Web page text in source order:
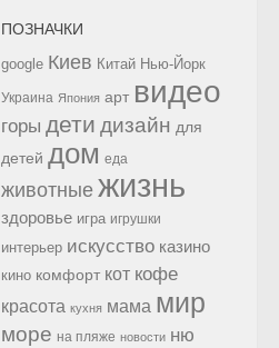
ПОЗНАЧКИ
google Киев Китай Нью-Йорк
Украина Япония арт видео
горы дети дизайн для
детей дом еда
животные жизнь
здоровье игра игрушки
интерьер искусство казино
кино комфорт кот кофе
красота кухня мама мир
море на пляже новости ню